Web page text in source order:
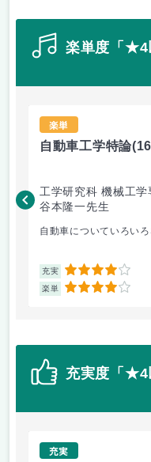
楽単度「★4
楽単
自動車工学特論
工学研究科 機械工学
谷本隆一先生
自動車についていろい
充実 4
楽単 4
充実度「★4
充実